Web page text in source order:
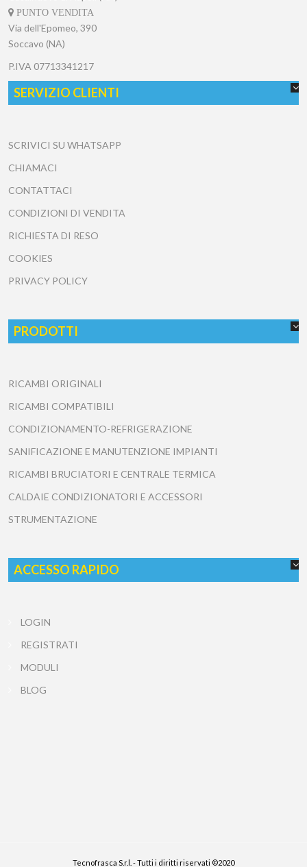
PUNTO VENDITA
Via dell'Epomeo, 390
Soccavo (NA)
P.IVA 07713341217
SERVIZIO CLIENTI
SCRIVICI SU WHATSAPP
CHIAMACI
CONTATTACI
CONDIZIONI DI VENDITA
RICHIESTA DI RESO
COOKIES
PRIVACY POLICY
PRODOTTI
RICAMBI ORIGINALI
RICAMBI COMPATIBILI
CONDIZIONAMENTO-REFRIGERAZIONE
SANIFICAZIONE E MANUTENZIONE IMPIANTI
RICAMBI BRUCIATORI E CENTRALE TERMICA
CALDAIE CONDIZIONATORI E ACCESSORI
STRUMENTAZIONE
ACCESSO RAPIDO
LOGIN
REGISTRATI
MODULI
BLOG
Tecnofrasca S.r.l. - Tutti i diritti riservati ©2020